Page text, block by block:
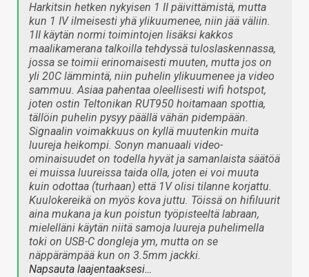
Harkitsin hetken nykyisen 1 II päivittämistä, mutta
kun 1 IV ilmeisesti yhä ylikuumenee, niin jää väliin.
1II käytän normi toimintojen lisäksi kakkos
maalikamerana talkoilla tehdyssä tuloslaskennassa,
jossa se toimii erinomaisesti muuten, mutta jos on
yli 20C lämmintä, niin puhelin ylikuumenee ja video
sammuu. Asiaa pahentaa oleellisesti wifi hotspot,
joten ostin Teltonikan RUT950 hoitamaan spottia,
tällöin puhelin pysyy päällä vähän pidempään.
Signaalin voimakkuus on kyllä muutenkin muita
luureja heikompi. Sonyn manuaali video-
ominaisuudet on todella hyvät ja samanlaista säätöä
ei muissa luureissa taida olla, joten ei voi muuta
kuin odottaa (turhaan) että 1V olisi tilanne korjattu.
Kuulokereikä on myös kova juttu. Töissä on hifiluurit
aina mukana ja kun poistun työpisteeltä labraan,
mielelläni käytän niitä samoja luureja puhelimella
toki on USB-C dongleja ym, mutta on se
näppärämpää kun on 3.5mm jackki.
Napsauta laajentaaksesi…